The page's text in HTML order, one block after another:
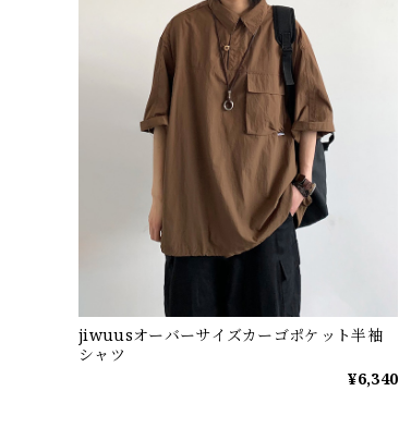
jiwuusオーバーサイズカーゴポケット半袖
シャツ
¥6,340